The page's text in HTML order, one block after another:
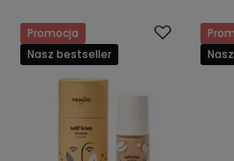
Promocja
Nasz bestseller